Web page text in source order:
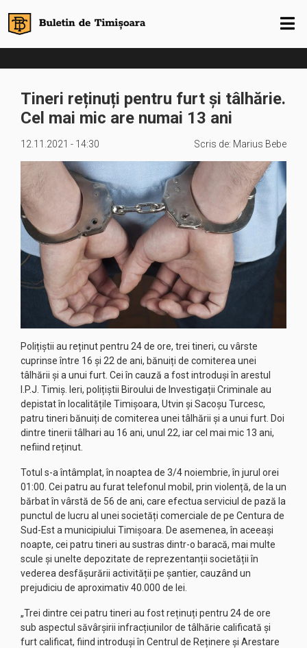
Tineri reținuți pentru furt și tâlhărie.
Cel mai mic are numai 13 ani
12.11.2021 - 14:30 Scris de: Marius Bebe
Polițiștii au reținut pentru 24 de ore, trei tineri, cu vârste
cuprinse între 16 și 22 de ani, bănuiți de comiterea unei
tâlhării și a unui furt. Cei în cauză a fost introduși în arestul
I.P.J. Timiș. Ieri, polițiștii Biroului de Investigații Criminale au
depistat în localitățile Timișoara, Utvin și Sacoșu Turcesc,
patru tineri bănuiți de comiterea unei tâlhării și a unui furt. Doi
dintre tinerii tâlhari au 16 ani, unul 22, iar cel mai mic 13 ani,
nefiind reținut.
Totul s-a întâmplat, în noaptea de 3/4 noiembrie, în jurul orei
01:00. Cei patru au furat telefonul mobil, prin violență, de la un
bărbat în vârstă de 56 de ani, care efectua serviciul de pază la
punctul de lucru al unei societăți comerciale de pe Centura de
Sud-Est a municipiului Timișoara. De asemenea, în aceeași
noapte, cei patru tineri au sustras dintr-o baracă, mai multe
scule și unelte depozitate de reprezentanții societății în
vederea desfășurării activității pe șantier, cauzând un
prejudiciu de aproximativ 40.000 de lei.
„Trei dintre cei patru tineri au fost reținuți pentru 24 de ore
sub aspectul săvârșirii infracțiunilor de tâlhărie calificată și
furt calificat, fiind introduși în Centrul de Reținere și Arestare